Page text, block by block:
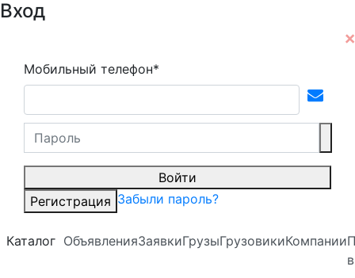
Вход
Мобильный телефон*
Войти
Регистрация Забыли пароль?
Каталог ОбъявленияЗаявкиГрузыГрузовикиКомпании